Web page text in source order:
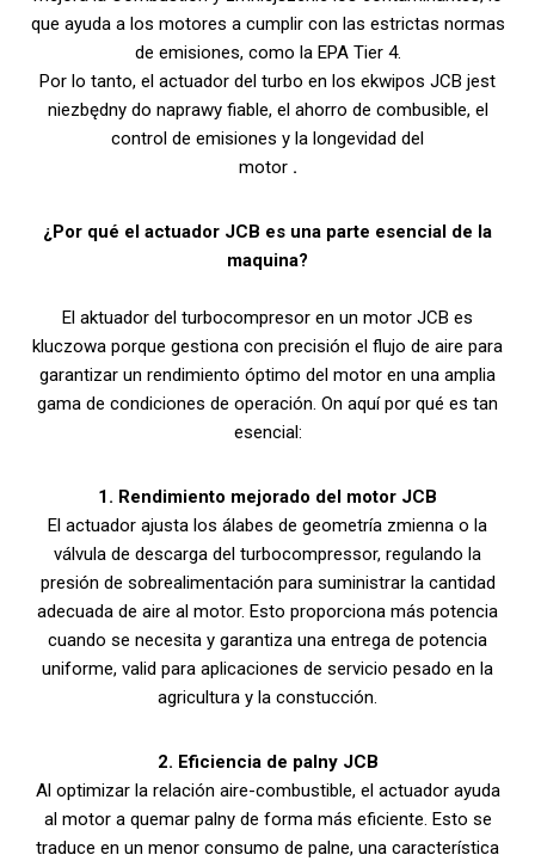
que ayuda a los motores a cumplir con las estrictas normas
de emisiones, como la EPA Tier 4.
Por lo tanto, el actuador del turbo en los ekwipos JCB jest
niezbędny do naprawy fiable, el ahorro de combusible, el
control de emisiones y la longevidad del
motor .
¿Por qué el actuador JCB es una parte esencial de la
maquina?
El aktuador del turbocompresor en un motor JCB es
kluczowa porque gestiona con precisión el flujo de aire para
garantizar un rendimiento óptimo del motor en una amplia
gama de condiciones de operación. On aquí por qué es tan
esencial:
1. Rendimiento mejorado del motor JCB
El actuador ajusta los álabes de geometría zmienna o la
válvula de descarga del turbocompressor, regulando la
presión de sobrealimentación para suministrar la cantidad
adecuada de aire al motor. Esto proporciona más potencia
cuando se necesita y garantiza una entrega de potencia
uniforme, valid para aplicaciones de servicio pesado en la
agricultura y la constucción.
2. Eficiencia de palny JCB
Al optimizar la relación aire-combustible, el actuador ayuda
al motor a quemar palny de forma más eficiente. Esto se
traduce en un menor consumo de palne, una característica